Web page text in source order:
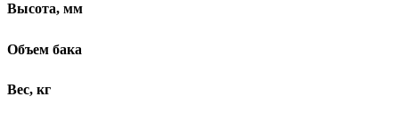
Высота, мм
Объем бака
Вес, кг